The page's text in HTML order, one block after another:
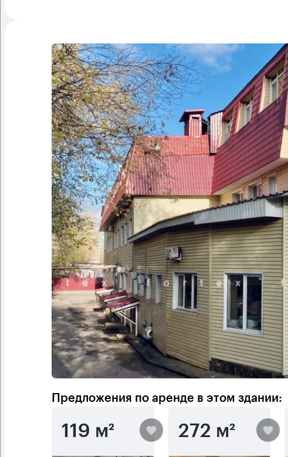
Предложения по аренде в этом здании:
119 м² 272 м²